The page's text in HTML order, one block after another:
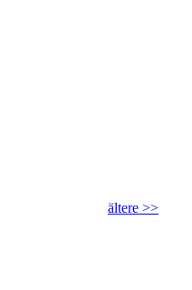
ältere >>